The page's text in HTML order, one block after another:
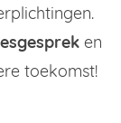
en
toekomst!